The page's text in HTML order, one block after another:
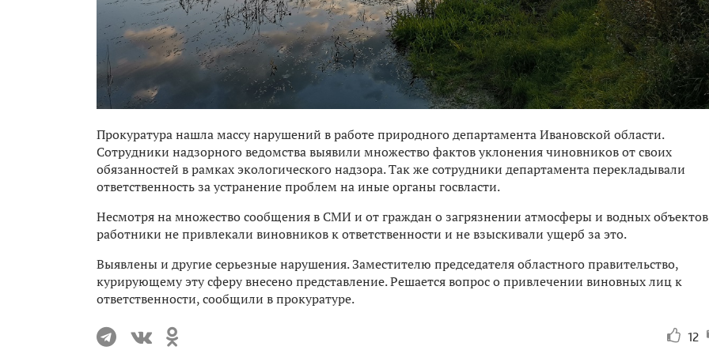
Прокуратура нашла массу нарушений в работе природного департамента Ивановской области.
Сотрудники надзорного ведомства выявили множество фактов уклонения чиновников от своих
обязанностей в рамках экологического надзора. Так же сотрудники департамента перекладывали
ответственность за устранение проблем на иные органы госвласти.
Несмотря на множество сообщения в СМИ и от граждан о загрязнении атмосферы и водных
работники не привлекали виновников к ответственности и не взыскивали ущерб за это.
Выявлены и другие серьезные нарушения. Заместителю председателя областного правительство,
курирующему эту сферу внесено представление. Решается вопрос о привлечении виновных лиц к
ответственности, сообщили в прокуратуре.
12